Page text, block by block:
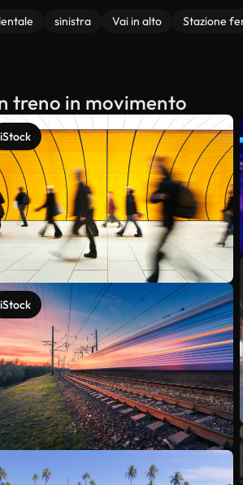
sinistra Vai in alto
Stazione
treno in movimento
iStock
iStock